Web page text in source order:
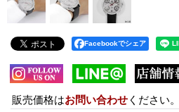
Facebookでシェア
販売価格はお問い合わせ ください。